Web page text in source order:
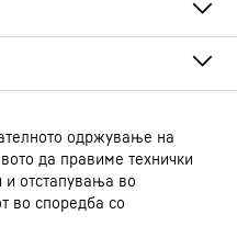
за ладење и
со BioFresh и
NoFrost што може да се
одржување на
да правиме технички
отстапувања во
во споредба со